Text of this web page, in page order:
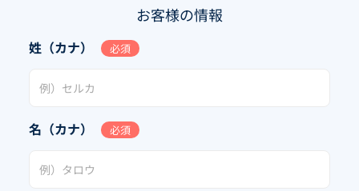
お客様の情報
姓（カナ） 必須
名（カナ） 必須